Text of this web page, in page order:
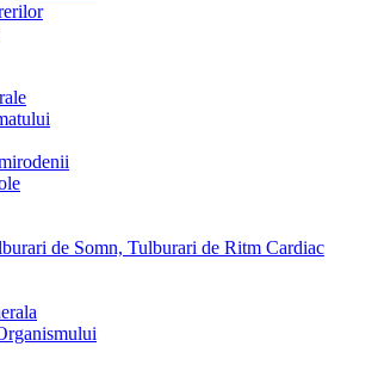
de Somn, Tulburari de Ritm Cardiac